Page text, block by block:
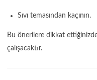
Sıvı temasından kaçının.
Bu önerilere dikkat
çalışacaktır.